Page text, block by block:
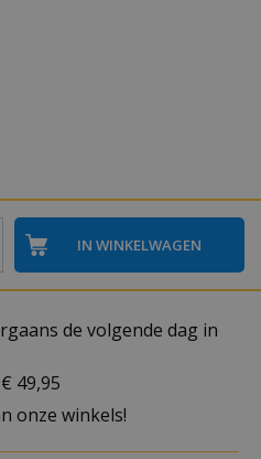
de volgende dag in
49,95
onze winkels!